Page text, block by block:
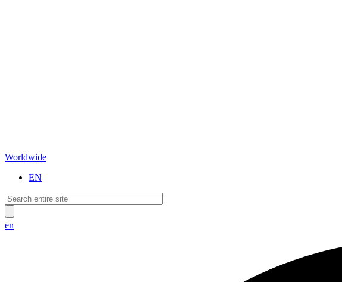
Worldwide
EN
en